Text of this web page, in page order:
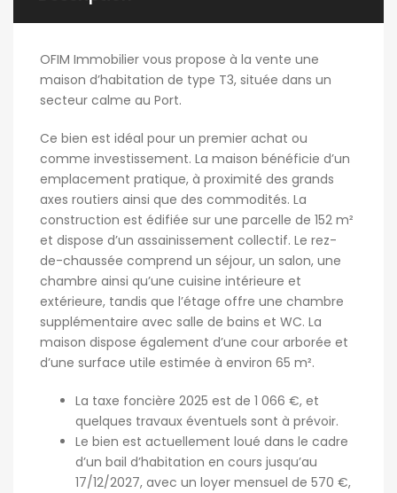
OFIM Immobilier vous propose à la vente une
maison d’habitation de type T3, située dans un
secteur calme au Port.
Ce bien est idéal pour un premier achat ou
comme investissement. La maison bénéficie d’un
emplacement pratique, à proximité des grands
axes routiers ainsi que des commodités. La
construction est édifiée sur une parcelle de 152 m²
et dispose d’un assainissement collectif. Le rez-
de-chaussée comprend un séjour, un salon, une
chambre ainsi qu’une cuisine intérieure et
extérieure, tandis que l’étage offre une chambre
supplémentaire avec salle de bains et WC. La
maison dispose également d’une cour arborée et
d’une surface utile estimée à environ 65 m².
La taxe foncière 2025 est de 1 066 €, et
quelques travaux éventuels sont à prévoir.
Le bien est actuellement loué dans le cadre
d’un bail d’habitation en cours jusqu’au
17/12/2027, avec un loyer mensuel de 570 €,